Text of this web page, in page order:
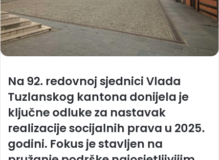
Na 92. redovnoj sjednici Vlada
Tuzlanskog kantona donijela je
ključne odluke za nastavak
realizacije socijalnih prava u 2025.
godini. Fokus je stavljen na